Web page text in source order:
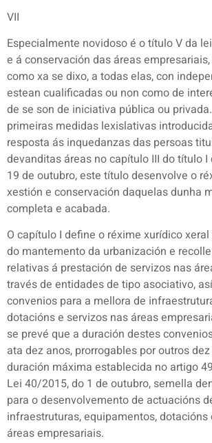
VII
Especialmente novidoso é o título V da
e á conservación das áreas
como xa se dixo, a todas elas, con
estean cualificadas ou non como de
de se son de iniciativa pública ou
primeiras medidas lexislativas
resposta ás inquedanzas das persoas
devanditas áreas no capítulo III do título
19 de outubro, este título desenvolve o
xestión e conservación daquelas dunha
completa e acabada.
O capítulo I define o réxime xurídico
do mantemento da urbanización e
relativas á prestación de servizos nas
través de entidades de tipo asociativo,
convenios para a mellora de
dotacións e servizos nas áreas
se prevé que a duración destes
ata dez anos, prorrogables por outros
duración máxima establecida no artigo
Lei 40/2015, do 1 de outubro, semella
para o desenvolvemento de actuacións
infraestruturas, equipamentos, dotacións
áreas empresariais.